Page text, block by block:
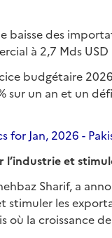
baisse des
à 2,7 Mds USD
budgétaire
sur un an et un
for Jan, 2026 -
l’industrie et
Sharif, a
stimuler les
la croissance